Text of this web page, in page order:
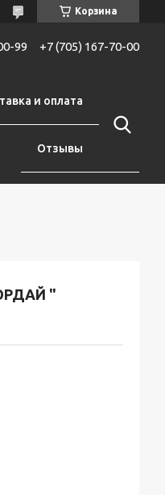
Корзина
99 +7 (705) 167-70-00
и оплата
Отзывы
"